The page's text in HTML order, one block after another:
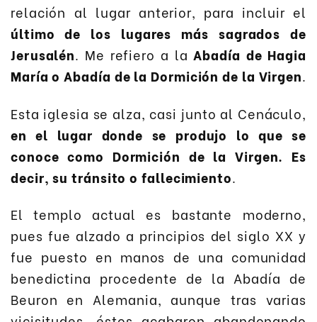
relación al lugar anterior, para incluir el
último de los lugares más sagrados de
Jerusalén. Me refiero a laAbadía de Hagia
María o Abadía de la Dormición de la Virgen.
Esta iglesia se alza, casi junto al Cenáculo,
en el lugar donde se produjo lo que se
conoce como Dormición de la Virgen. Es
decir, su tránsito o fallecimiento.
El templo actual es bastante moderno,
pues fue alzado a principios del siglo XX y
fue puesto en manos de una comunidad
benedictina procedente de la Abadía de
Beuron en Alemania, aunque tras varias